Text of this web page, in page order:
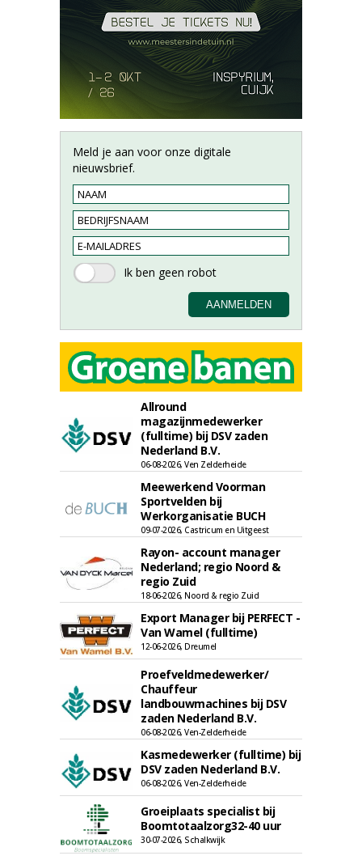
Meld je aan voor onze digitale
nieuwsbrief.
Allround
magazijnmedewerker
(fulltime) bij DSV zaden
Nederland B.V.
06-08-2026, Ven Zelderheide
Meewerkend Voorman
Sportvelden bij
Werkorganisatie BUCH
09-07-2026, Castricum en Uitgeest
Rayon- account manager
Nederland; regio Noord &
regio Zuid
18-06-2026, Noord & regio Zuid
Export Manager bij PERFECT -
Van Wamel (fulltime)
12-06-2026, Dreumel
Proefveldmedewerker/
Chauffeur
landbouwmachines bij DSV
zaden Nederland B.V.
06-08-2026, Ven-Zelderheide
Kasmedewerker (fulltime) bij
DSV zaden Nederland B.V.
06-08-2026, Ven-Zelderheide
Groeiplaats specialist bij
Boomtotaalzorg32-40 uur
30-07-2026, Schalkwijk